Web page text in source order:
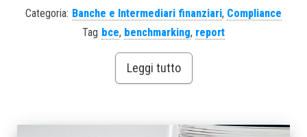
Categoria: Banche e Intermediari finanziari, Compliance
Tag bce, benchmarking, report
Leggi tutto